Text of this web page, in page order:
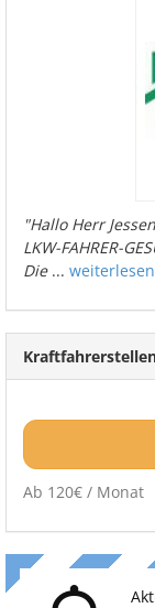
"Hallo Herr
LKW-FAHRER-
Die... weiterlesen
Ab 120€ / Monat